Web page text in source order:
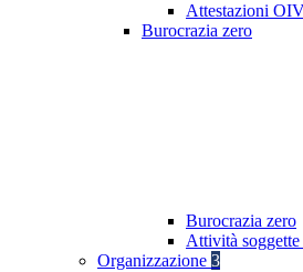
Attestazioni
Burocrazia zero
Burocrazia zero
Attività
Organizzazione 3